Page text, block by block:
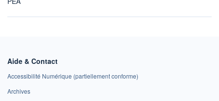
Aide & Contact
Accessibilité Numérique (partiellement conforme)
Archives